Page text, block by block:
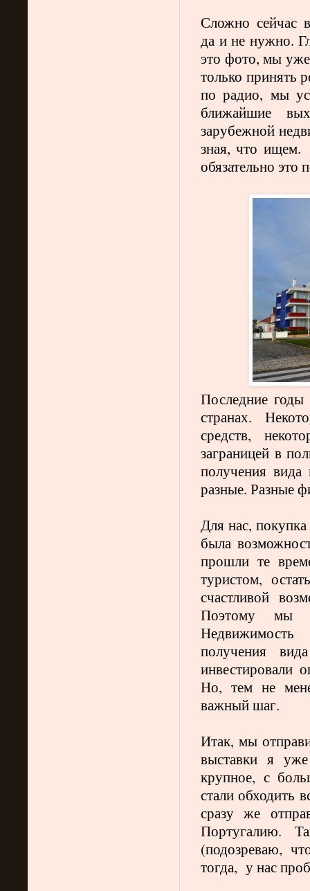
Сложно сейчас
да и не нужно.
это фото, мы
только принять
по радио, мы
ближайшие
зарубежной
зная, что ищем.
обязательно
Последние
странах.
средств,
заграницей в
получения
разные. Разные
Для нас,
была
прошли те
туристом,
счастливой
Поэтому мы
Недвижимость
получения
инвестировали
Но, тем не
важный шаг.
Итак, мы
выставки я
крупное, с
стали обходить
сразу же
Португалию.
(подозреваю,
тогда, у нас